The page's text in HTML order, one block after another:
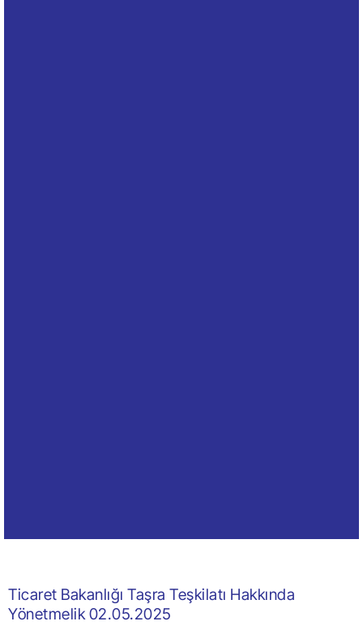
Ticaret Bakanlığı Taşra Teşkilatı Hakkında
Yönetmelik 02.05.2025